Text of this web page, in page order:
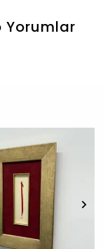
Yorumlar